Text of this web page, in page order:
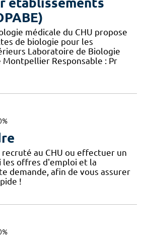
médicale du CHU propose
de biologie pour les
Laboratoire de Biologie
Montpellier Responsable : Pr
au CHU ou effectuer un
les offres d'emploi et la
demande, afin de vous assurer
!